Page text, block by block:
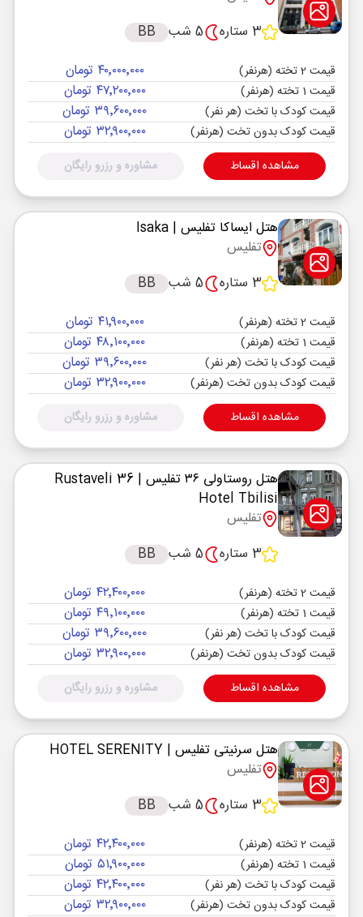
3 ستاره
5 شب BB
قیمت 2 تخته (هرنفر) ۴۰٬۰۰۰٬۰۰۰ تومان
قیمت 1 تخته (هرنفر) ۴۷٬۲۰۰٬۰۰۰ تومان
قیمت کودک با تخت (هر نفر) ۳۹٬۶۰۰٬۰۰۰ تومان
قیمت کودک بدون تخت (هرنفر) ۳۲٬۹۰۰٬۰۰۰ تومان
مشاهده اقساط مشاوره و رزرو رایگان
هتل ایساکا تفلیس | Isaka
تفلیس
3 ستاره
5 شب BB
قیمت 2 تخته (هرنفر) ۴۱٬۹۰۰٬۰۰۰ تومان
قیمت 1 تخته (هرنفر) ۴۸٬۱۰۰٬۰۰۰ تومان
قیمت کودک با تخت (هر نفر) ۳۹٬۶۰۰٬۰۰۰ تومان
قیمت کودک بدون تخت (هرنفر) ۳۲٬۹۰۰٬۰۰۰ تومان
مشاهده اقساط مشاوره و رزرو رایگان
هتل روستاولی ۳۶ تفلیس
| Rustaveli 36
Hotel Tbilisi
تفلیس
3 ستاره
5 شب BB
قیمت 2 تخته (هرنفر) ۴۲٬۴۰۰٬۰۰۰ تومان
قیمت 1 تخته (هرنفر) ۴۹٬۱۰۰٬۰۰۰ تومان
قیمت کودک با تخت (هر نفر) ۳۹٬۶۰۰٬۰۰۰ تومان
قیمت کودک بدون تخت (هرنفر) ۳۲٬۹۰۰٬۰۰۰ تومان
مشاهده اقساط مشاوره و رزرو رایگان
هتل سرنیتی تفلیس | HOTEL SERENITY
تفلیس
3 ستاره
5 شب BB
قیمت 2 تخته (هرنفر) ۴۲٬۴۰۰٬۰۰۰ تومان
قیمت 1 تخته (هرنفر) ۵۱٬۹۰۰٬۰۰۰ تومان
قیمت کودک با تخت (هر نفر) ۴۲٬۴۰۰٬۰۰۰ تومان
قیمت کودک بدون تخت (هرنفر) ۳۲٬۹۰۰٬۰۰۰ تومان